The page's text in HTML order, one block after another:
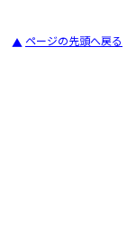
ページの先頭へ戻る